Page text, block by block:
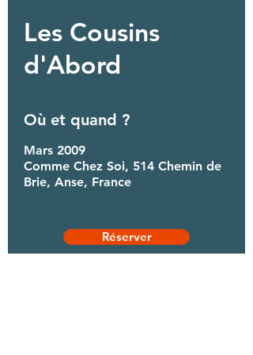
Les Cousins
d'Abord
Où et quand ?
Mars 2009
Comme Chez Soi, 514 Chemin de
Brie, Anse, France
Réserver